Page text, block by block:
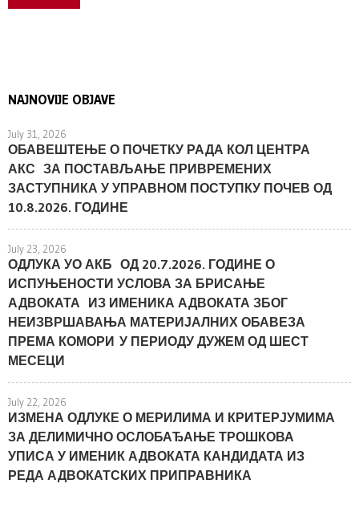
NAJNOVIJE OBJAVE
July 31, 2026
ОБАВЕШТЕЊЕ О ПОЧЕТКУ РАДА КОЛ ЦЕНТРА
АКС ЗА ПОСТАВЉАЊЕ ПРИВРЕМЕНИХ
ЗАСТУПНИКА У УПРАВНОМ ПОСТУПКУ ПОЧЕВ ОД
10.8.2026. ГОДИНЕ
July 23, 2026
ОДЛУКА УО АКБ ОД 20.7.2026. ГОДИНЕ О
ИСПУЊЕНОСТИ УСЛОВА ЗА БРИСАЊЕ
АДВОКАТА ИЗ ИМЕНИКА АДВОКАТА ЗБОГ
НЕИЗВРШАВАЊА МАТЕРИЈАЛНИХ ОБАВЕЗА
ПРЕМА КОМОРИ У ПЕРИОДУ ДУЖЕМ ОД ШЕСТ
МЕСЕЦИ
July 22, 2026
ИЗМЕНА ОДЛУКЕ О МЕРИЛИМА И КРИТЕРЈУМИМА
ЗА ДЕЛИМИЧНО ОСЛОБАЂАЊЕ ТРОШКОВА
УПИСА У ИМЕНИК АДВОКАТА КАНДИДАТА ИЗ
РЕДА АДВОКАТСКИХ ПРИПРАВНИКА